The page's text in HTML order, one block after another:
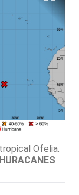
Ofelia.